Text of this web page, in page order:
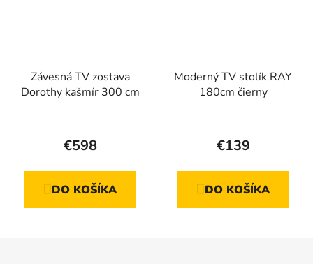
Závesná TV zostava
Dorothy kašmír 300 cm
€598
DO KOŠÍKA
Moderný TV stolík RAY
180cm čierny
€139
DO KOŠÍKA